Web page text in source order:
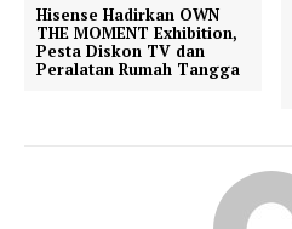
Hisense Hadirkan OWN
THE MOMENT Exhibition,
Pesta Diskon TV dan
Peralatan Rumah Tangga